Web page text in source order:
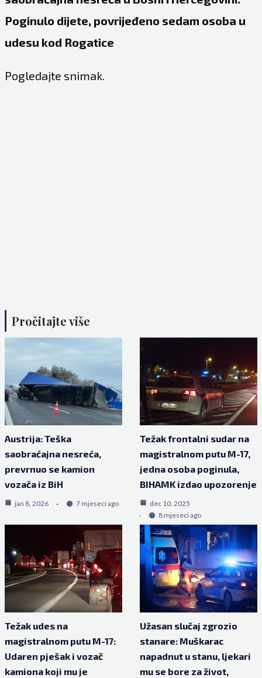
Poginulo dijete, povrijeđeno sedam osoba u
udesu kod Rogatice
Pogledajte snimak.
Pročitajte više
Austrija: Teška
saobraćajna nesreća,
prevrnuo se kamion
vozača iz BiH
jan 8, 2026 7 mjeseci ago
Težak frontalni sudar na
magistralnom putu M-17,
jedna osoba poginula,
BIHAMK izdao upozorenje
dec 10, 2025
8 mjeseci ago
Težak udes na
magistralnom putu M-17:
Udaren pješak i vozač
kamiona koji mu je
Užasan slučaj zgrozio
stanare: Muškarac
napadnut u stanu, ljekari
mu se bore za život,